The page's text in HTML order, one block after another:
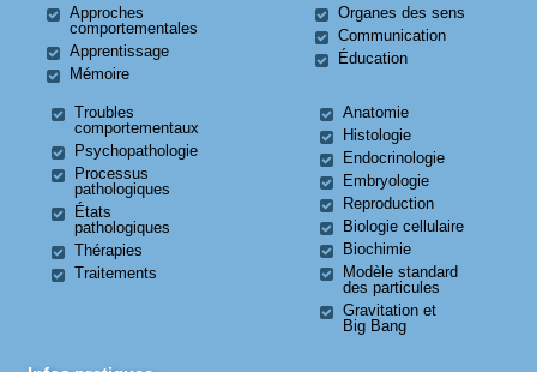
Approches
comportementales
Apprentissage
Mémoire
Organes des sens
Communication
Éducation
Troubles
comportementaux
Psychopathologie
Processus
pathologiques
États
pathologiques
Thérapies
Traitements
Anatomie
Histologie
Endocrinologie
Embryologie
Reproduction
Biologie cellulaire
Biochimie
Modèle standard
des particules
Gravitation et
Big Bang